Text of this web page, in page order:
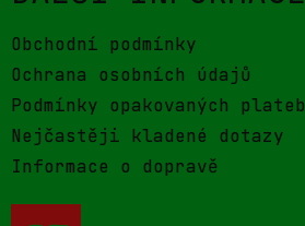
Obchodní podmínky
Ochrana osobních údajů
Podmínky opakovaných plateb
Nejčastěji kladené dotazy
Informace o dopravě